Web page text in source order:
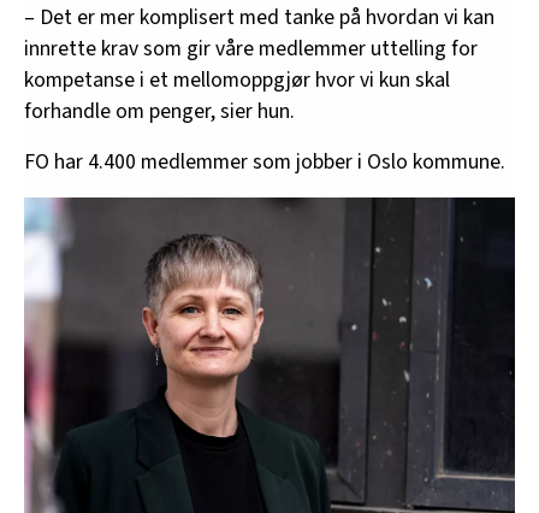
– Det er mer komplisert med tanke på hvordan vi kan
innrette krav som gir våre medlemmer uttelling for
kompetanse i et mellomoppgjør hvor vi kun skal
forhandle om penger, sier hun.
FO har 4.400 medlemmer som jobber i Oslo kommune.